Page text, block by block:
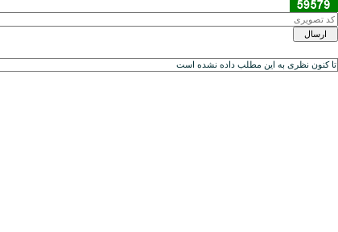
تا کنون نظری به اين مطلب داده نشده است